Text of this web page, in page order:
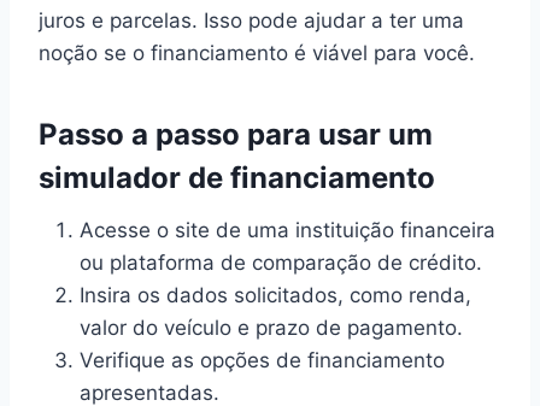
juros e parcelas. Isso pode ajudar a ter uma
noção se o financiamento é viável para você.
Passo a passo para usar um
simulador de financiamento
Acesse o site de uma instituição financeira
ou plataforma de comparação de crédito.
Insira os dados solicitados, como renda,
valor do veículo e prazo de pagamento.
Verifique as opções de financiamento
apresentadas.